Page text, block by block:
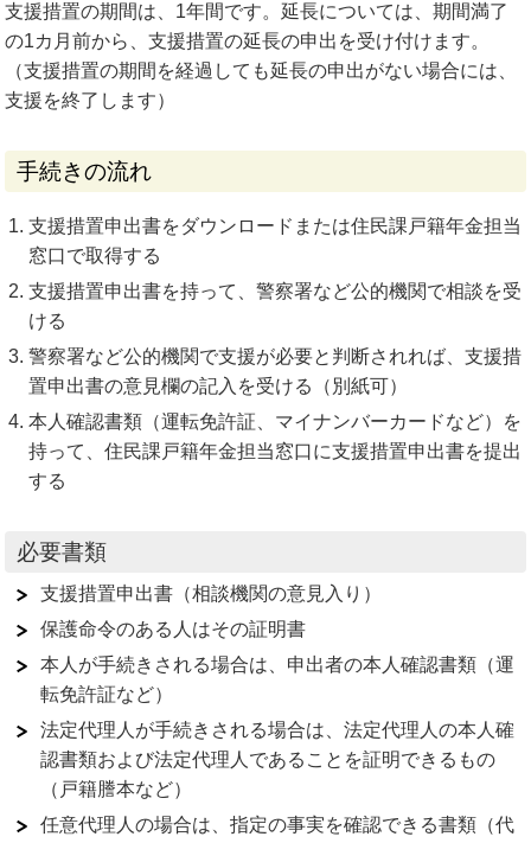
支援措置の期間は、1年間です。延長については、期間満了
の1カ月前から、支援措置の延長の申出を受け付けます。
（支援措置の期間を経過しても延長の申出がない場合には、
支援を終了します）
手続きの流れ
支援措置申出書をダウンロードまたは住民課戸籍年金担当
窓口で取得する
支援措置申出書を持って、警察署など公的機関で相談を受
ける
警察署など公的機関で支援が必要と判断されれば、支援措
置申出書の意見欄の記入を受ける（別紙可）
本人確認書類（運転免許証、マイナンバーカードなど）を
持って、住民課戸籍年金担当窓口に支援措置申出書を提出
する
必要書類
支援措置申出書（相談機関の意見入り）
保護命令のある人はその証明書
本人が手続きされる場合は、申出者の本人確認書類（運
転免許証など）
法定代理人が手続きされる場合は、法定代理人の本人確
認書類および法定代理人であることを証明できるもの
（戸籍謄本など）
任意代理人の場合は、指定の事実を確認できる書類（代